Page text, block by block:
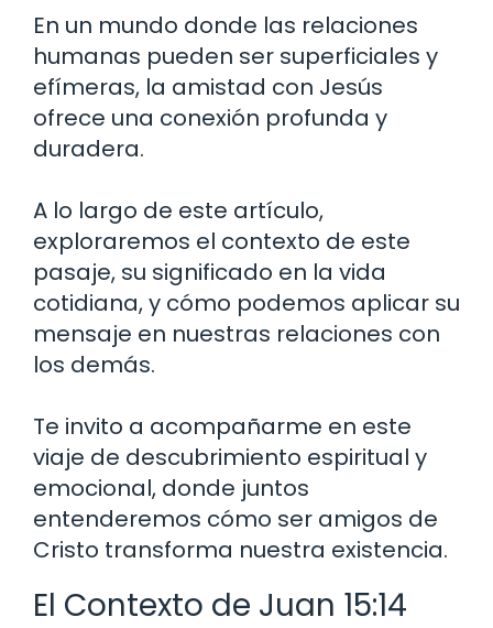
En un mundo donde las relaciones
humanas pueden ser superficiales y
efímeras, la amistad con Jesús
ofrece una conexión profunda y
duradera.
A lo largo de este artículo,
exploraremos el contexto de este
pasaje, su significado en la vida
cotidiana, y cómo podemos aplicar su
mensaje en nuestras relaciones con
los demás.
Te invito a acompañarme en este
viaje de descubrimiento espiritual y
emocional, donde juntos
entenderemos cómo ser amigos de
Cristo transforma nuestra existencia.
El Contexto de Juan 15:14